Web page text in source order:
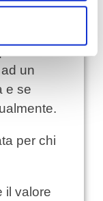
un
le
un
e se
per chi
il valore